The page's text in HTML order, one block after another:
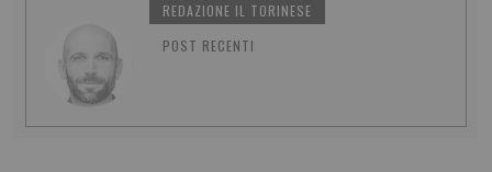
REDAZIONE IL TORINESE
POST RECENTI